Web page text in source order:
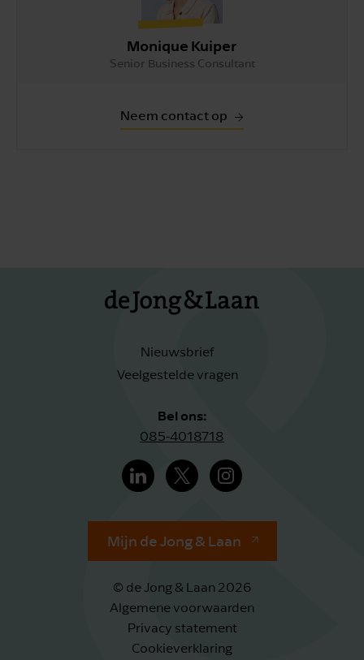
Monique Kuiper
Senior Business Consultant
Neem contact op
Nieuwsbrief
Veelgestelde vragen
Bel ons:
085-4018718
Mijn de Jong & Laan
© de Jong & Laan 2026
Algemene voorwaarden
Privacy statement
Cookieverklaring